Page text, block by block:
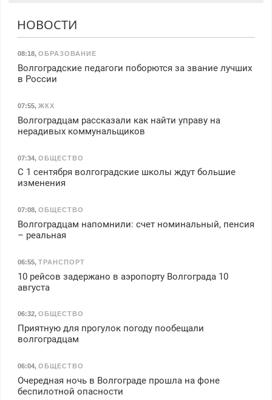
НОВОСТИ
08:18, ОБРАЗОВАНИЕ
Волгоградские педагоги поборются за звание лучших
в России
07:55, ЖКХ
Волгоградцам рассказали как найти управу на
нерадивых коммунальщиков
07:34, ОБЩЕСТВО
С 1 сентября волгоградские школы ждут большие
изменения
07:08, ОБЩЕСТВО
Волгоградцам напомнили: счет номинальный, пенсия
– реальная
06:55, ТРАНСПОРТ
10 рейсов задержано в аэропорту Волгограда 10
августа
06:32, ОБЩЕСТВО
Приятную для прогулок погоду пообещали
волгоградцам
06:04, ОБЩЕСТВО
Очередная ночь в Волгограде прошла на фоне
беспилотной опасности